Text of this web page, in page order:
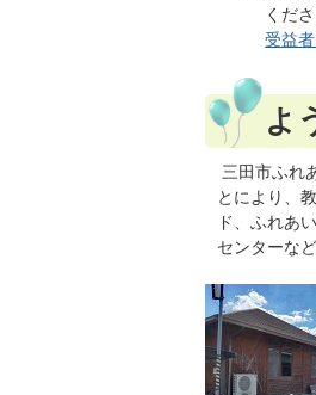
くださ
受益
よ
三田市ふれ
とにより、
ド、ふれあ
センターな